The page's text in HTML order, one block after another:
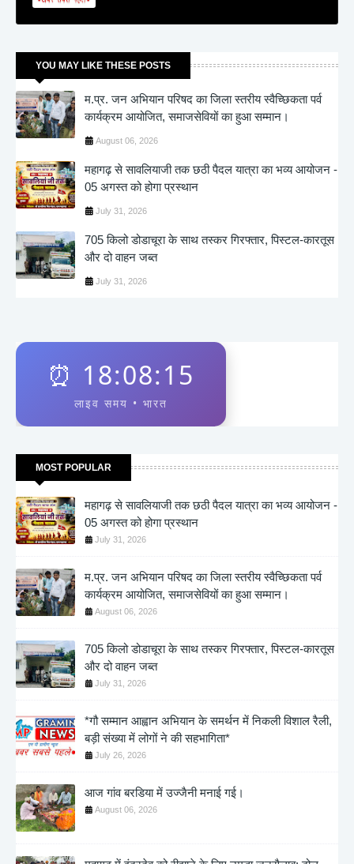
YOU MAY LIKE THESE POSTS
म.प्र. जन अभियान परिषद का जिला स्तरीय स्वैच्छिकता पर्व
कार्यक्रम आयोजित, समाजसेवियों का हुआ सम्मान।
August 06, 2026
महागढ़ से सावलियाजी तक छठी पैदल यात्रा का भव्य आयोजन -
05 अगस्त को होगा प्रस्थान
July 31, 2026
705 किलो डोडाचूरा के साथ तस्कर गिरफ्तार, पिस्टल-कारतूस
और दो वाहन जब्त
July 31, 2026
⏰ 18:08:15
लाइव समय • भारत
MOST POPULAR
महागढ़ से सावलियाजी तक छठी पैदल यात्रा का भव्य आयोजन -
05 अगस्त को होगा प्रस्थान
July 31, 2026
म.प्र. जन अभियान परिषद का जिला स्तरीय स्वैच्छिकता पर्व
कार्यक्रम आयोजित, समाजसेवियों का हुआ सम्मान।
August 06, 2026
705 किलो डोडाचूरा के साथ तस्कर गिरफ्तार, पिस्टल-कारतूस
और दो वाहन जब्त
July 31, 2026
*गौ सम्मान आह्वान अभियान के समर्थन में निकली विशाल रैली,
बड़ी संख्या में लोगों ने की सहभागिता*
July 26, 2026
आज गांव बरडिया में उज्जैनी मनाई गई।
August 06, 2026